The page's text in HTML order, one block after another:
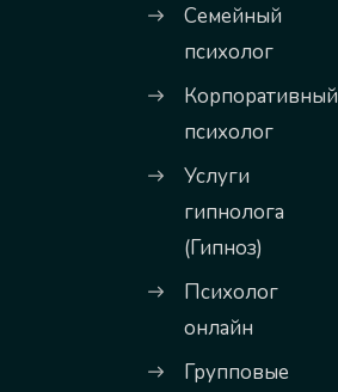
Семейный
психолог
Корпоративный
психолог
Услуги
гипнолога
(Гипноз)
Психолог
онлайн
Групповые